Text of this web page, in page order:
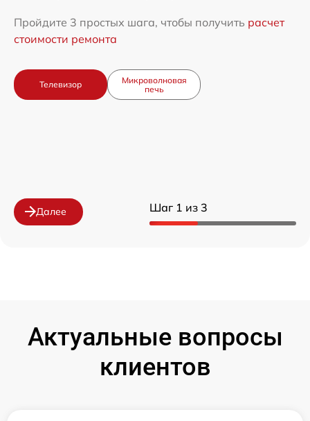
Шаг 1 из 3
Пройдите 3 простых шага, чтобы получить расчет
стоимости ремонта
Телевизор
Микроволновая
печь
Далее
Актуальные вопросы
клиентов